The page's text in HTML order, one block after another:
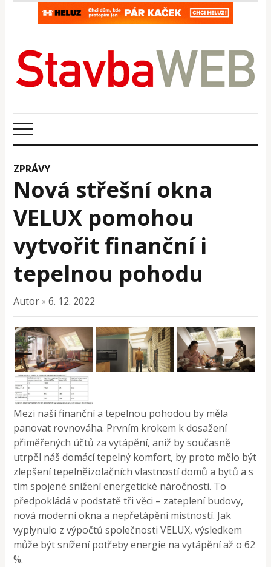
ZPRÁVY
Nová střešní okna
VELUX pomohou
vytvořit finanční i
tepelnou pohodu
Autor × 6. 12. 2022
Mezi naší finanční a tepelnou pohodou by měla
panovat rovnováha. Prvním krokem k dosažení
přiměřených účtů za vytápění, aniž by současně
utrpěl náš domácí tepelný komfort, by proto mělo být
zlepšení tepelněizolačních vlastností domů a bytů a s
tím spojené snížení energetické náročnosti. To
předpokládá v podstatě tři věci – zateplení budovy,
nová moderní okna a nepřetápění místností. Jak
vyplynulo z výpočtů společnosti VELUX, výsledkem
může být snížení potřeby energie na vytápění až o 62
%.